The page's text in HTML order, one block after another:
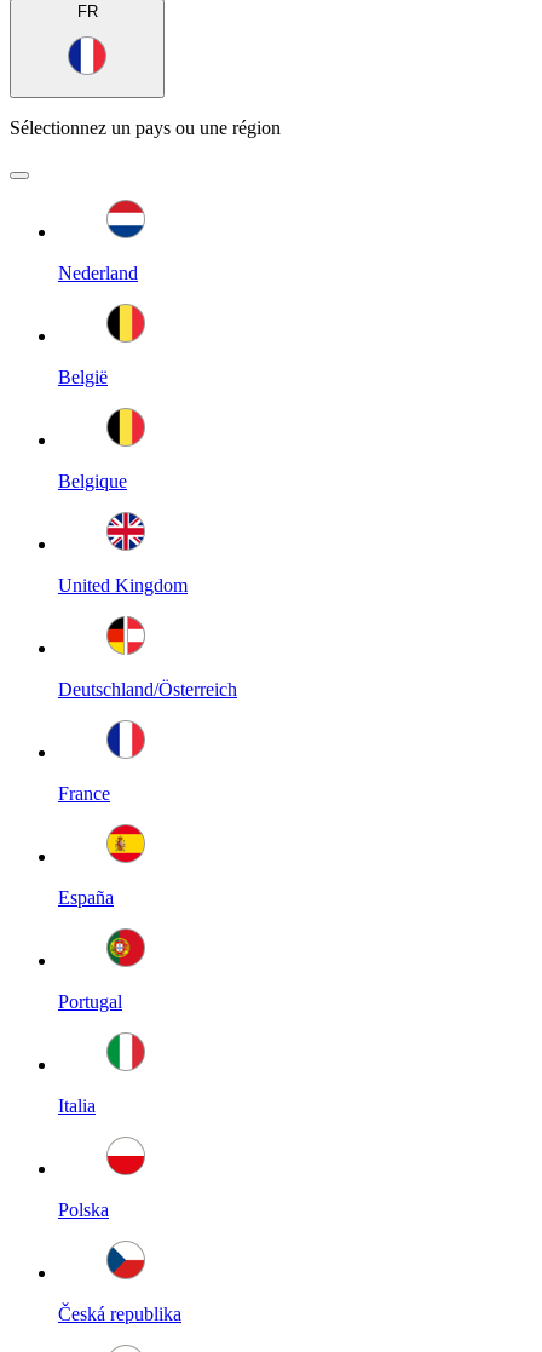
FR
Sélectionnez un pays ou une région
Nederland
België
Belgique
United Kingdom
Deutschland/Österreich
France
España
Portugal
Italia
Polska
Česká republika